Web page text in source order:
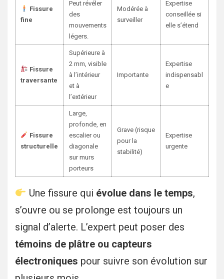
Fissure
fine
Peut révéler
des
mouvements
légers.
Modérée à
surveiller
Expertise
conseillée si
elle s’étend
Fissure
traversante
Supérieure à
2 mm, visible
à l’intérieur
et à
l’extérieur
Importante
Expertise
indispensabl
e
Fissure
structurelle
Large,
profonde, en
escalier ou
diagonale
sur murs
porteurs
Grave (risque
pour la
stabilité)
Expertise
urgente
Une fissure qui évolue dans le temps,
s’ouvre ou se prolonge est toujours un
signal d’alerte. L’expert peut poser des
témoins de plâtre ou capteurs
électroniques pour suivre son évolution sur